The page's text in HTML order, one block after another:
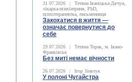
31.07.2026 |
Тетяна Іваніцька-Дячун,
лікарка-психіатриня, PhD,
психотерапевтка, письменниця
Закохатися в життя —
означає повернутися до
себе
29.07.2026 |
Тетяна Торак, м. Івано-
Франківськ
Без миті немає вічности
26.07.2026 | Ігор Зіньчук
У полоні Чугайстра